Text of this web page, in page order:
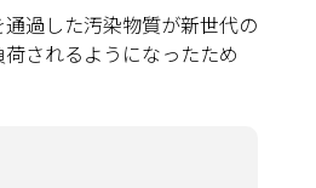
過した汚染物質が新世代の
されるようになったため